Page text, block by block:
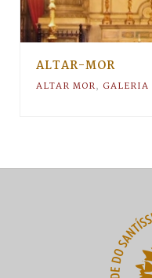
ALTAR-MOR
ALTAR MOR, GALERIA